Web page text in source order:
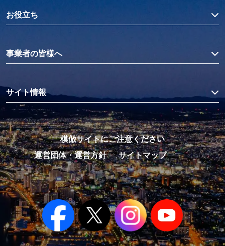
お役立ち
事業者の皆様へ
サイト情報
模倣サイトにご注意ください
運営団体・運営方針
サイトマップ